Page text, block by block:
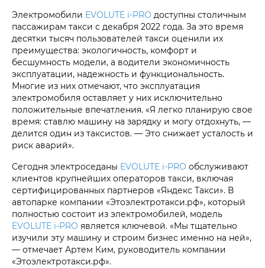
Электромобили EVOLUTE i‑PRO доступны столичным
пассажирам такси с декабря 2022 года. За это время
десятки тысяч пользователей такси оценили их
преимущества: экологичность, комфорт и
бесшумность модели, а водители экономичность
эксплуатации, надежность и функциональность.
Многие из них отмечают, что эксплуатация
электромобиля оставляет у них исключительно
положительные впечатления. «Я легко планирую свое
время: ставлю машину на зарядку и могу отдохнуть, —
делится один из таксистов. — Это снижает усталость и
риск аварий».
Сегодня электроседаны EVOLUTE i‑PRO обслуживают
клиентов крупнейших операторов такси, включая
сертифицированных партнеров «Яндекс Такси». В
автопарке компании «Этоэлектротакси.рф», который
полностью состоит из электромобилей, модель
EVOLUTE i‑PRO является ключевой. «Мы тщательно
изучили эту машину и строим бизнес именно на ней»,
— отмечает Артем Ким, руководитель компании
«Этоэлектротакси.рф».